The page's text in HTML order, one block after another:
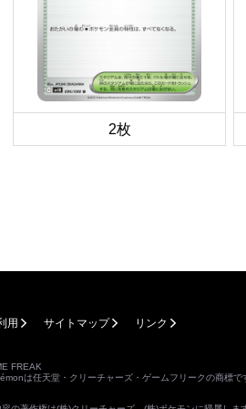
2枚
用 サイトマップ リンク
FREAK
は任天堂・クリーチャーズ・ゲームフリークの商標で